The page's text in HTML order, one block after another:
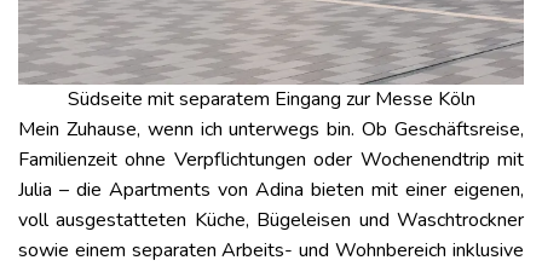
Südseite mit separatem Eingang zur Messe Köln
Mein Zuhause, wenn ich unterwegs bin. Ob Geschäftsreise,
Familienzeit ohne Verpflichtungen oder Wochenendtrip mit
Julia – die Apartments von Adina bieten mit einer eigenen,
voll ausgestatteten Küche, Bügeleisen und Waschtrockner
sowie einem separaten Arbeits- und Wohnbereich inklusive